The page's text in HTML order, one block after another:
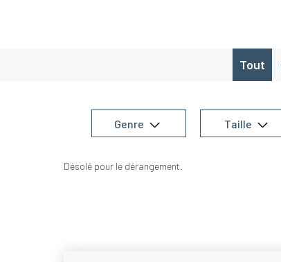
Tout
Genre Taille
Désolé pour le dérangement.